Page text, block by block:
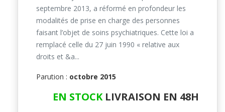
septembre 2013, a réformé en profondeur les
modalités de prise en charge des personnes
faisant l’objet de soins psychiatriques. Cette loi a
remplacé celle du 27 juin 1990 « relative aux
droits et &a...
Parution : octobre 2015
EN STOCKLIVRAISON EN 48H